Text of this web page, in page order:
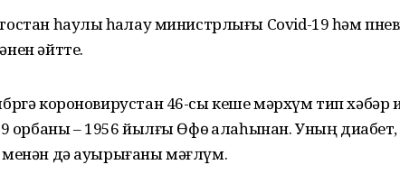
һаулыҡ һаҡлау министрлығы Covid-19 һәм
әйтте.
короновирустан 46-сы кеше мәрхүм тип хәбәр
ҡорбаны – 1956 йылғы Өфө ҡалаһынан. Уның
менән дә ауырығаны мәғлүм.